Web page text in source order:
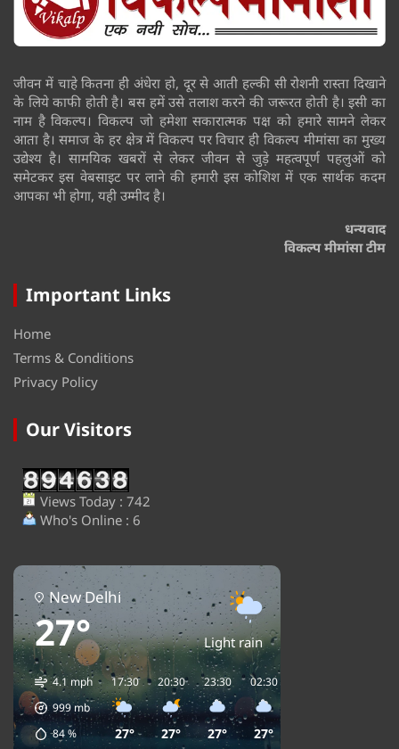
जीवन में चाहे कितना ही अंधेरा हो, दूर से आती हल्की सी रोशनी रास्ता दिखाने
के लिये काफी होती है। बस हमें उसे तलाश करने की जरूरत होती है। इसी का
नाम है विकल्प। विकल्प जो हमेशा सकारात्मक पक्ष को हमारे सामने लेकर
आता है। समाज के हर क्षेत्र में विकल्प पर विचार ही विकल्प मीमांसा का मुख्य
उद्येश्य है। सामयिक खबरों से लेकर जीवन से जुड़े महत्वपूर्ण पहलुओं को
समेटकर इस वेबसाइट पर लाने की हमारी इस कोशिश में एक सार्थक कदम
आपका भी होगा, यही उम्मीद है।
धन्यवाद
विकल्प मीमांसा टीम
Important Links
Home
Terms & Conditions
Privacy Policy
Our Visitors
Views Today : 742
Who's Online : 6
New Delhi
27° Light rain
4.1 mph
999mb
84%
17:30
27°
20:30
27°
23:30
27°
02:30
27°